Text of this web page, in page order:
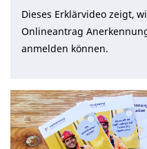
Dieses Erklärvideo zeigt,
Onlineantrag
anmelden können.